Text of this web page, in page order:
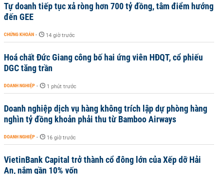
Tự doanh tiếp tục xả ròng hơn 700 tỷ đồng, tâm điểm hướng
đến GEE
CHỨNG KHOÁN - 14 giờ trước
Hoá chất Đức Giang công bố hai ứng viên HĐQT, cổ phiếu
DGC tăng trần
DOANH NGHIỆP - 1 phút trước
Doanh nghiệp dịch vụ hàng không trích lập dự phòng hàng
nghìn tỷ đồng khoản phải thu từ Bamboo Airways
DOANH NGHIỆP - 16 giờ trước
VietinBank Capital trở thành cổ đông lớn của Xếp dỡ Hải
An, nắm gần 10% vốn